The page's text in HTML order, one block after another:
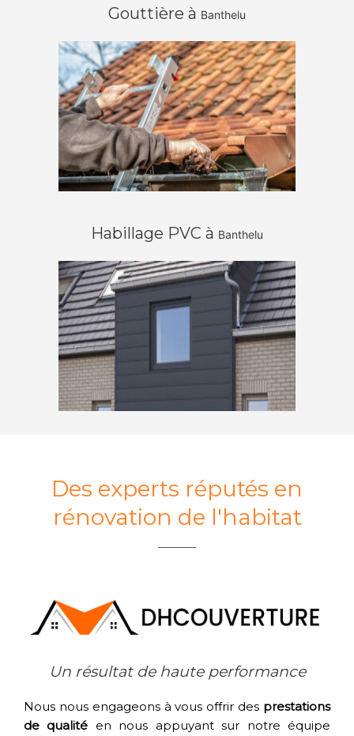
Gouttière à Banthelu
Habillage PVC à Banthelu
Des experts réputés en
rénovation de l'habitat
Un résultat de haute performance
Nous nous engageons à vous offrir des prestations
de qualité en nous appuyant sur notre équipe